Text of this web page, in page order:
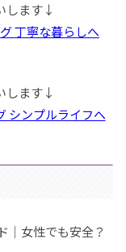
します↓
します↓
｜女性でも安全？